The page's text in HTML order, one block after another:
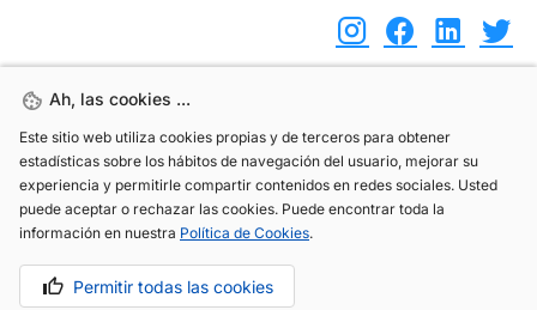
Ah, las cookies ...
Este sitio web utiliza cookies propias y de terceros para obtener
estadísticas sobre los hábitos de navegación del usuario, mejorar su
experiencia y permitirle compartir contenidos en redes sociales. Usted
puede aceptar o rechazar las cookies. Puede encontrar toda la
información en nuestra Política de Cookies.
Permitir todas las cookies
Ah, las cookies ...
Este sitio web utiliza cookies propias y de terceros para obtener
estadísticas sobre los hábitos de navegación del usuario, mejorar su
experiencia y permitirle compartir contenidos en redes sociales. Usted
puede aceptar o rechazar las cookies. Puede encontrar toda la
información en nuestra Política de Cookies.
Permitir todas las cookies
info@motoreto.com
Aviso legal Política de cookies